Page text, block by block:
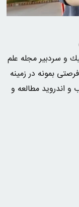
و سردبير مجله علم
بمونه در زمینه
اندروید مطالعه و